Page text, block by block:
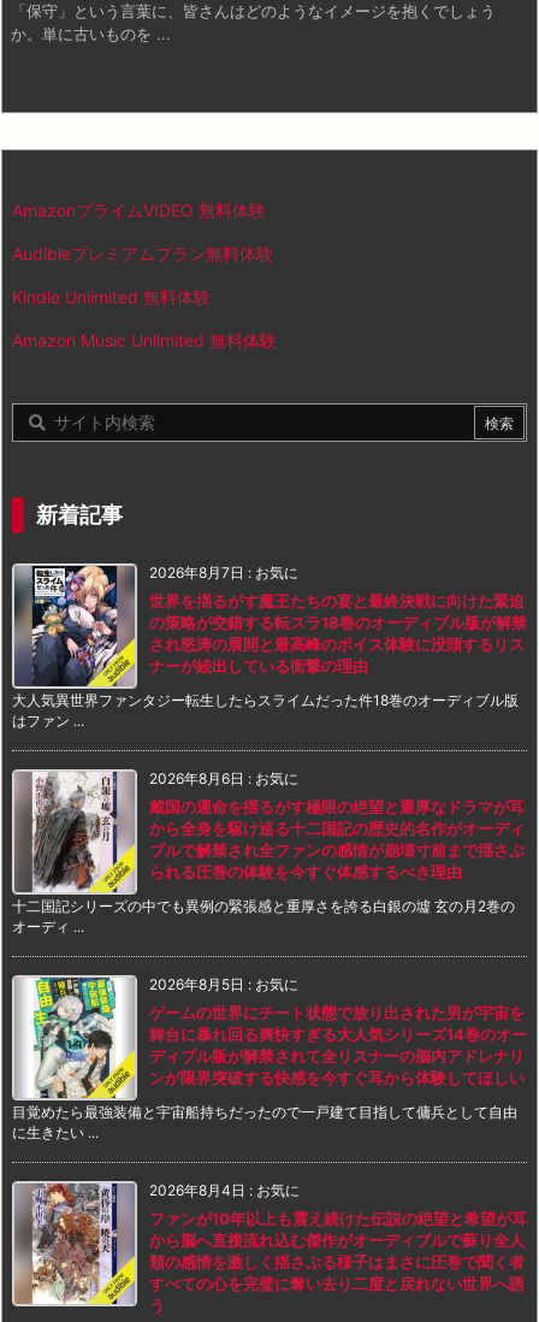
「保守」という言葉に、皆さんはどのようなイメージを抱くでしょう
か。単に古いものを ...
AmazonプライムVIDEO 無料体験
Audibleプレミアムプラン無料体験
Kindle Unlimited 無料体験
Amazon Music Unlimited 無料体験
新着記事
2026年8月7日 : お気に
世界を揺るがす魔王たちの宴と最終決戦に向けた緊迫
の策略が交錯する転スラ18巻のオーディブル版が解禁
され怒涛の展開と最高峰のボイス体験に没頭するリス
ナーが続出している衝撃の理由
大人気異世界ファンタジー転生したらスライムだった件18巻のオーディブル版
はファン ...
2026年8月6日 : お気に
戴国の運命を揺るがす極限の絶望と重厚なドラマが耳
から全身を駆け巡る十二国記の歴史的名作がオーディ
ブルで解禁され全ファンの感情が崩壊寸前まで揺さぶ
られる圧巻の体験を今すぐ体感するべき理由
十二国記シリーズの中でも異例の緊張感と重厚さを誇る白銀の墟 玄の月2巻の
オーディ ...
2026年8月5日 : お気に
ゲームの世界にチート状態で放り出された男が宇宙を
舞台に暴れ回る爽快すぎる大人気シリーズ14巻のオー
ディブル版が解禁されて全リスナーの脳内アドレナリ
ンが限界突破する快感を今すぐ耳から体験してほしい
目覚めたら最強装備と宇宙船持ちだったので一戸建て目指して傭兵として自由
に生きたい ...
2026年8月4日 : お気に
ファンが10年以上も震え続けた伝説の絶望と希望が耳
から脳へ直接流れ込む傑作がオーディブルで蘇り全人
類の感情を激しく揺さぶる様子はまさに圧巻で聞く者
すべての心を完璧に奪い去り二度と戻れない世界へ誘
う